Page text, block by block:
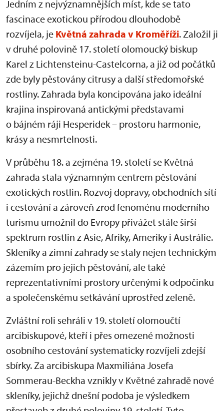
Jedním z nejvýznamnějších míst, kde se tato
fascinace exotickou přírodou dlouhodobě
rozvíjela, je Květná zahrada v Kroměříži. Založil ji
v druhé polovině 17. století olomoucký biskup
Karel z Lichtensteinu-Castelcorna, a již od počátků
zde byly pěstovány citrusy a další středomořské
rostliny. Zahrada byla koncipována jako ideální
krajina inspirovaná antickými představami
o bájném ráji Hesperidek – prostoru harmonie,
krásy a nesmrtelnosti.
V průběhu 18. a zejména 19. století se Květná
zahrada stala významným centrem pěstování
exotických rostlin. Rozvoj dopravy, obchodních sítí
i cestování a zároveň zrod fenoménu moderního
turismu umožnil do Evropy přivážet stále širší
spektrum rostlin z Asie, Afriky, Ameriky i Austrálie.
Skleníky a zimní zahrady se staly nejen technickým
zázemím pro jejich pěstování, ale také
reprezentativními prostory určenými k odpočinku
a společenskému setkávání uprostřed zeleně.
Zvláštní roli sehráli v 19. století olomoučtí
arcibiskupové, kteří i přes omezené možnosti
osobního cestování systematicky rozvíjeli zdejší
sbírky. Za arcibiskupa Maxmiliána Josefa
Sommerau-Beckha vznikly v Květné zahradě nové
skleníky, jejichž dnešní podoba je výsledkem